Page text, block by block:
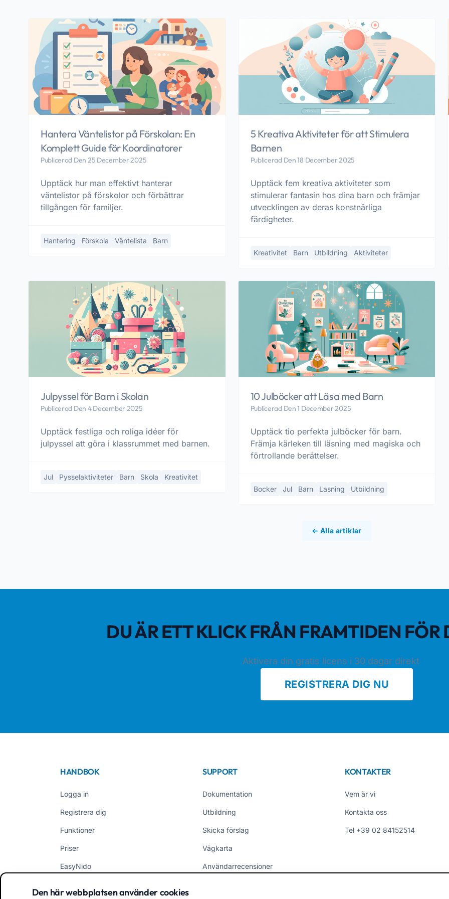
Hantera Väntelistor på Förskolan: En
Komplett Guide för Koordinatorer
Publicerad Den 25 December 2025
Upptäck hur man effektivt hanterar
väntelistor på förskolor och förbättrar
tillgången för familjer.
Hantering Förskola Väntelista Barn
5 Kreativa Aktiviteter för att Stimulera
Barnen
Publicerad Den 18 December 2025
Upptäck fem kreativa aktiviteter som
stimulerar fantasin hos dina barn och främjar
utvecklingen av deras konstnärliga
färdigheter.
Kreativitet Barn Utbildning Aktiviteter
Julpyssel för Barn i Skolan
Publicerad Den 4 December 2025
Upptäck festliga och roliga idéer för
julpyssel att göra i klassrummet med barnen.
Jul Pysselaktiviteter Barn Skola Kreativitet
10 Julböcker att Läsa med Barn
Publicerad Den 1 December 2025
Upptäck tio perfekta julböcker för barn.
Främja kärleken till läsning med magiska och
förtrollande berättelser.
Bocker Jul Barn Lasning Utbildning
← Alla artiklar
DU ÄR ETT KLICK FRÅN FRAMTIDEN FÖR
Aktivera din gratis licens i 30 dagar direkt
REGISTRERA DIG NU
HANDBOK
Logga in
Registrera dig
Funktioner
Priser
EasyNido
SUPPORT
Dokumentation
Utbildning
Skicka förslag
Vägkarta
Användarrecensioner
KONTAKTER
Vem är vi
Kontakta oss
Tel +39 02 84152514
Den här webbplatsen använder cookies